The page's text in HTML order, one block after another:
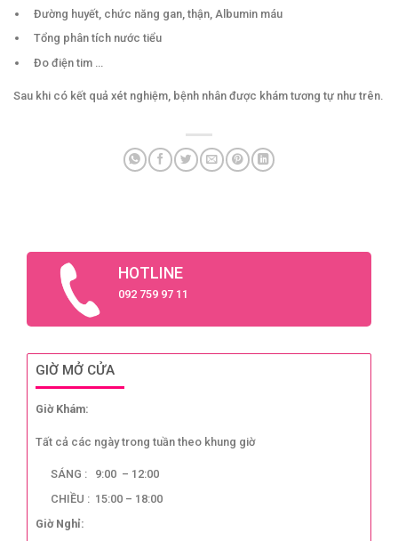
Đường huyết, chức năng gan, thận, Albumin máu
Tổng phân tích nước tiểu
Đo điện tim …
Sau khi có kết quả xét nghiệm, bệnh nhân được khám tương tự như trên.
HOTLINE
092 759 97 11
GIỜ MỞ CỬA
Giờ Khám:
Tất cả các ngày trong tuần theo khung giờ
SÁNG : 9:00 – 12:00
CHIỀU : 15:00 – 18:00
Giờ Nghỉ: